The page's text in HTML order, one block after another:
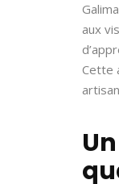
aux
Cette